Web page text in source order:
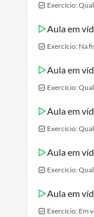
Exercício:
Aula em
Exercício: Na
Aula em
Exercício:
Aula em
Exercício:
Aula em
Exercício:
Aula em
Exercício: Em